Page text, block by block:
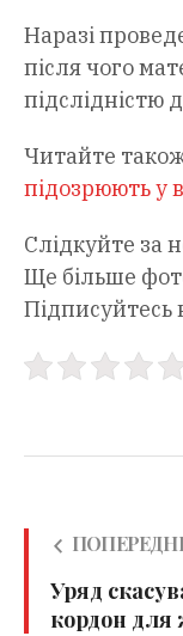
Наразі
після чого
підслідністю
Читайте
підозрюють у
Слідкуйте за
Ще більше
Підписуйтесь
Уряд
кордон для